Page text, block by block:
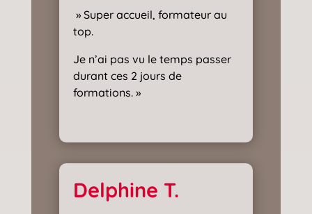
» Super accueil, formateur au
top.
Je n’ai pas vu le temps passer
durant ces 2 jours de
formations. »
Delphine T.